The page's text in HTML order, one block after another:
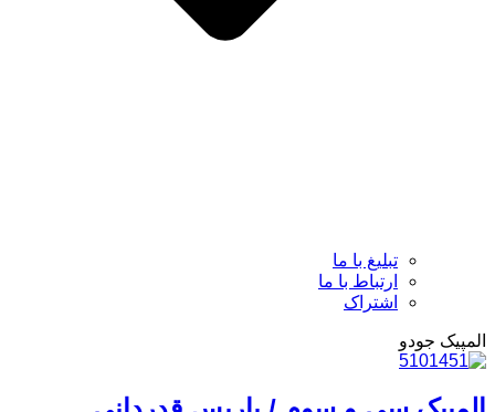
تبلیغ با ما
ارتباط با ما
اشتراک
المپیک جودو